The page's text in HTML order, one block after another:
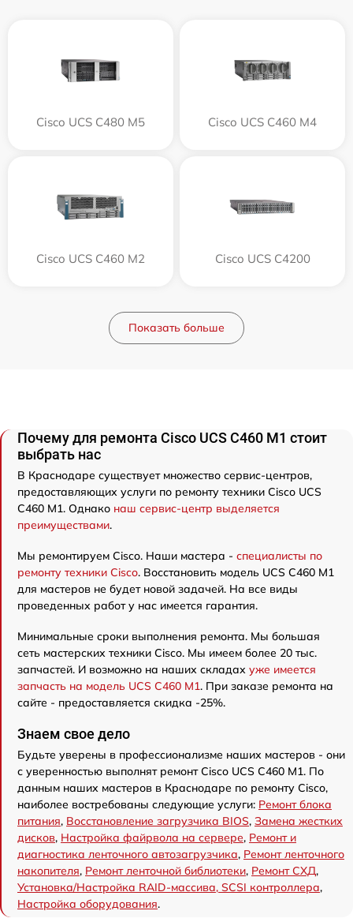
Cisco UCS C480 M5 Cisco UCS C460 M4
Cisco UCS C460 M2 Cisco UCS C4200
Показать больше
Почему для ремонта Cisco UCS C460 M1 стоит
выбрать нас
В Краснодаре существует множество сервис-центров,
предоставляющих услуги по ремонту техники Cisco UCS
C460 M1. Однако наш сервис-центр выделяется
преимуществами.
Мы ремонтируем Cisco. Наши мастера - специалисты по
ремонту техники Cisco. Восстановить модель UCS C460 M1
для мастеров не будет новой задачей. На все виды
проведенных работ у нас имеется гарантия.
Минимальные сроки выполнения ремонта. Мы большая
сеть мастерских техники Cisco. Мы имеем более 20 тыс.
запчастей. И возможно на наших складах уже имеется
запчасть на модель UCS C460 M1. При заказе ремонта на
сайте - предоставляется скидка -25%.
Знаем свое дело
Будьте уверены в профессионализме наших мастеров - они
с уверенностью выполнят ремонт Cisco UCS C460 M1. По
данным наших мастеров в Краснодаре по ремонту Cisco,
наиболее востребованы следующие услуги: Ремонт блока
питания, Восстановление загрузчика BIOS, Замена жестких
дисков, Настройка файрвола на сервере, Ремонт и
диагностика ленточного автозагрузчика, Ремонт ленточного
накопителя, Ремонт ленточной библиотеки, Ремонт СХД,
Установка/Настройка RAID-массива, SCSI контроллера,
Настройка оборудования.